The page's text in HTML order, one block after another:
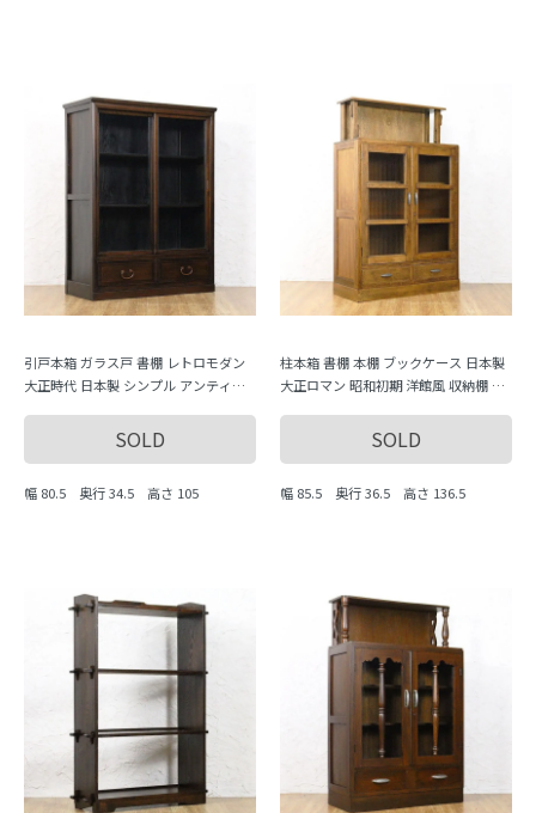
引戸本箱 ガラス戸 書棚 レトロモダン
大正時代 日本製 シンプル アンティー
SOLD
幅 80.5 奥行 34.5 高さ 105
柱本箱 書棚 本棚 ブックケース 日本製
大正ロマン 昭和初期 洋館風 収納棚 キ
SOLD
幅 85.5 奥行 36.5 高さ 136.5